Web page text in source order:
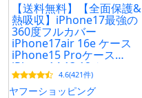
【送料無料】【全面保護&
熱吸収】iPhone17最強の
360度フルカバー
iPhone17air 16e ケース
iPhone15 Proケース
iPhone14 13 12 ケース
iphone7/8/se 両面 スマホ
ケース
4.6(421件)
ヤフーショッピング